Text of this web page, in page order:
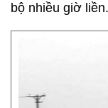
bộ nhiều giờ liền.